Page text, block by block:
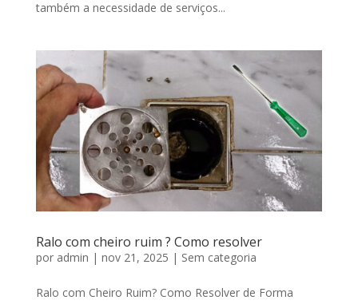
também a necessidade de serviços...
Ralo com cheiro ruim ? Como resolver
por admin | nov 21, 2025 | Sem categoria
Ralo com Cheiro Ruim? Como Resolver de Forma